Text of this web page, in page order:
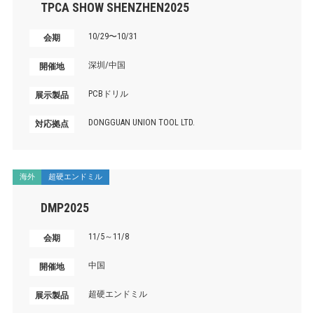
TPCA SHOW SHENZHEN2025
会期 10/29〜10/31
開催地 深圳/中国
展示製品 PCBドリル
対応拠点 DONGGUAN UNION TOOL LTD.
海外 超硬エンドミル
DMP2025
会期 11/5～11/8
開催地 中国
展示製品 超硬エンドミル